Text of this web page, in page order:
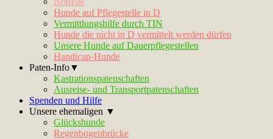
Hunde auf Pflegestelle in D
Vermittlungshilfe durch TIN
Hunde die nicht in D vermittelt werden dürfen
Unsere Hunde auf Dauerpflegestellen
Handicap-Hunde
Paten-Info▼
Kastrationspatenschaften
Ausreise- und Transportpatenschaften
Spenden und Hilfe
Unsere ehemaligen ▼
Glückshunde
Regenbogenbrücke